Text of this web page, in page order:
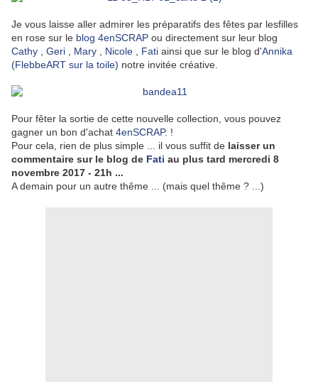
Je vous laisse aller admirer les préparatifs des fêtes par lesfilles
en rose sur le blog 4enSCRAP ou directement sur leur blog
Cathy
Geri Mary Nicole Fati ainsi que sur le blog d'Annika
(FlebbeART sur la toile) notre invitée créative.
Pour fêter la sortie de cette nouvelle collection, vous pouvez
gagner un bon d'achat 4enSCRAP. !
Pour cela, rien de plus simple ... il vous suffit de laisser un
commentaire sur le blog de Fati au plus tard mercredi 8
novembre 2017 - 21h ...
A demain pour un autre thême ... (mais quel thême ? ...)